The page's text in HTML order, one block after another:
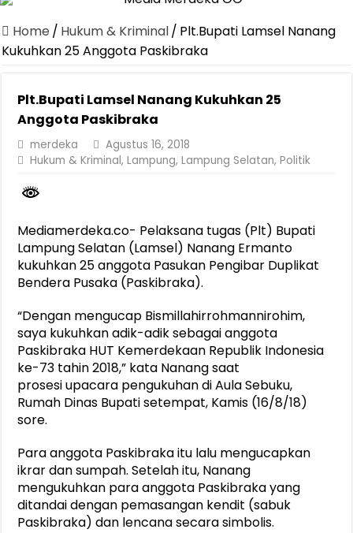
Canangkan Desa TAPIS dan Luncurkan Sekolah Lansia di
Pemprov Lampung Berhasil Kendalikan Inflasi, Jadi Provinsi
Dirut Jasa Raharja Dampingi Wamenhub Tinjau Penanganan
Pastikan Pelayanan Maksimal, Direksi Jasa Raharja Tinjau Korban
Dirut Jasa Raharja Dampingi Wamenhub Tinjau Penanganan
Purnama Wulan Sari Mirza Buka SiSeSa Roadshow Lampung
Home / Hukum & Kriminal/ Plt.Bupati Lamsel Nanang
Kukuhkan 25 Anggota Paskibraka
Plt.Bupati Lamsel Nanang Kukuhkan 25
Anggota Paskibraka
merdeka
Agustus 16, 2018
Hukum & Kriminal,Lampung,Lampung Selatan,Politik
Mediamerdeka.co- Pelaksana tugas (Plt) Bupati
Lampung Selatan (Lamsel) Nanang Ermanto
kukuhkan 25 anggota Pasukan Pengibar Duplikat
Bendera Pusaka (Paskibraka).
“Dengan mengucap Bismillahirrohmannirohim,
saya kukuhkan adik-adik sebagai anggota
Paskibraka HUT Kemerdekaan Republik Indonesia
ke-73 tahin 2018,” kata Nanang saat
prosesi upacara pengukuhan di Aula Sebuku,
Rumah Dinas Bupati setempat, Kamis (16/8/18)
sore.
Para anggota Paskibraka itu lalu mengucapkan
ikrar dan sumpah. Setelah itu, Nanang
mengukuhkan para anggota Paskibraka yang
ditandai dengan pemasangan kendit (sabuk
Paskibraka) dan lencana secara simbolis.